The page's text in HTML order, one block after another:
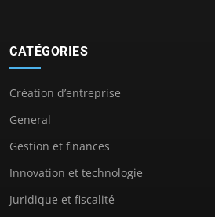
CATÉGORIES
Création d’entreprise
General
Gestion et finances
Innovation et technologie
Juridique et fiscalité